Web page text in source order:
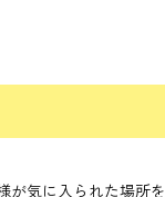
が気に入られた場所を